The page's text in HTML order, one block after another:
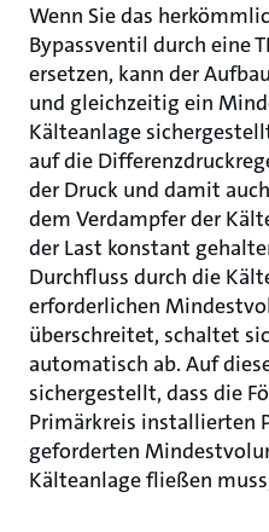
Wenn Sie das
Bypassventil durch eine
ersetzen, kann der
und gleichzeitig ein
Kälteanlage
auf die
der Druck und damit
dem Verdampfer der
der Last konstant
Durchfluss durch die
erforderlichen
überschreitet, schaltet
automatisch ab. Auf
sichergestellt, dass die
Primärkreis installierten
geforderten
Kälteanlage fließen